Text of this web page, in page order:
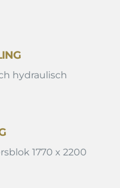
hydraulisch
1770 x 2200